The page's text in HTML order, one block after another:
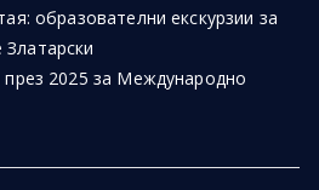
образователни екскурзии за
през 2025 за Международно